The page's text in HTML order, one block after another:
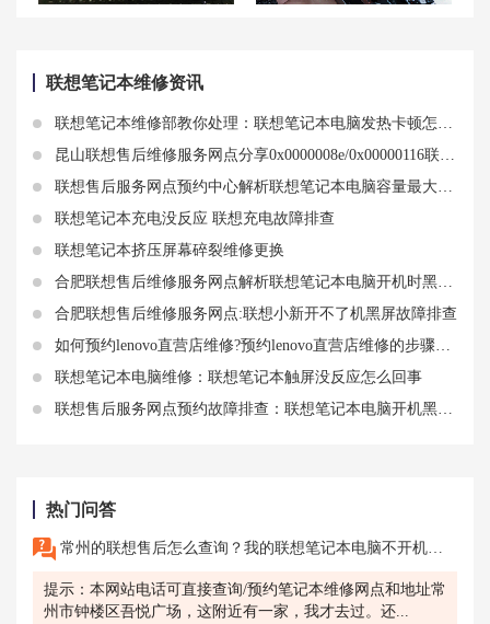
联想笔记本维修资讯
联想笔记本维修部教你处理：联想笔记本电脑发热卡顿怎么办
昆山联想售后维修服务网点分享0x0000008e/0x00000116联想笔记本电脑蓝屏原因分析及排查方法
联想售后服务网点预约中心解析联想笔记本电脑容量最大的硬盘
联想笔记本充电没反应 联想充电故障排查
联想笔记本挤压屏幕碎裂维修更换
合肥联想售后维修服务网点解析联想笔记本电脑开机时黑屏了时间长了怎么恢复正常
合肥联想售后维修服务网点:联想小新开不了机黑屏故障排查
如何预约lenovo直营店维修?预约lenovo直营店维修的步骤和注意事项
联想笔记本电脑维修：联想笔记本触屏没反应怎么回事
联想售后服务网点预约故障排查：联想笔记本电脑开机黑屏电源灯亮是什么原因
热门问答
常州的联想售后怎么查询？我的联想笔记本电脑不开机风扇一直转显示器没反应是怎么了？
提示：本网站电话可直接查询/预约笔记本维修网点和地址常
州市钟楼区吾悦广场，这附近有一家，我才去过。还...